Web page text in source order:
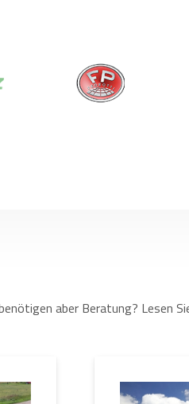
aber Beratung?